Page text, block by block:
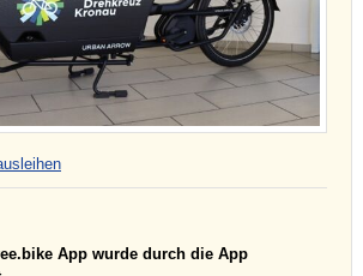
App wurde durch die App